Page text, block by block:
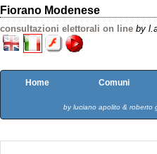
Fiorano Modenese
consultazioni elettorali on line by
Home Comuni
by luciano apolito & roberto